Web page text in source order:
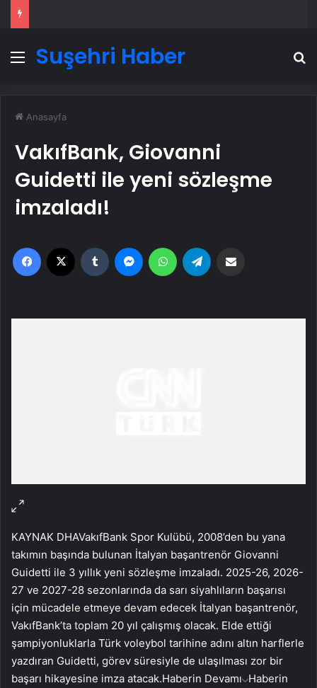
Menü
Suşehri Haber
Anasayfa
VakıfBank, Giovanni
Guidetti ile yeni sözleşme
imzaladı!
Facebook Tumblr MessengerWhatsApp
KAYNAK DHAVakıfBank Spor Kulübü, 2008’den bu yana
takımın başında bulunan İtalyan başantrenör Giovanni
Guidetti ile 3 yıllık yeni sözleşme imzaladı. 2025-26, 2026-
27 ve 2027-28 sezonlarında da sarı siyahlıların başarısı
için mücadele etmeye devam edecek İtalyan başantrenör,
VakıfBank’ta toplam 20 yıl çalışmış olacak. Elde ettiği
şampiyonluklarla Türk voleybol tarihine adını altın harflerle
yazdıran Guidetti, görev süresiyle de ulaşılması zor bir
başarı hikayesine imza atacak.Haberin Devamı Haberin